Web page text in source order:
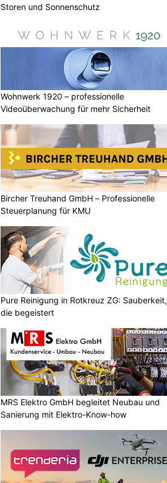
Storen und Sonnenschutz
Wohnwerk 1920 – professionelle
Videoüberwachung für mehr Sicherheit
Bircher Treuhand GmbH – Professionelle
Steuerplanung für KMU
Pure Reinigung in Rotkreuz ZG: Sauberkeit,
die begeistert
MRS Elektro GmbH begleitet Neubau und
Sanierung mit Elektro-Know-how